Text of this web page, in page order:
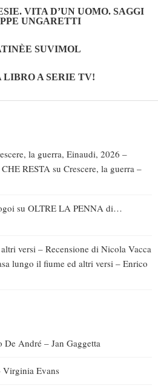
VITA D’UN UOMO. SAGGI
UNGARETTI
SUVIMOL
A SERIE TV!
la guerra, Einaudi, 2026 –
RESTA su Crescere, la guerra –
su OLTRE LA PENNA di…
versi – Recensione di Nicola Vacca
lungo il fiume ed altri versi – Enrico
De André – Jan Gaggetta
Virginia Evans